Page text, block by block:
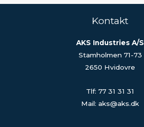
Kontakt
AKS Industries A/S
Stamholmen 71-73
2650 Hvidovre
Tlf: 77 31 31 31
Mail: aks@aks.dk